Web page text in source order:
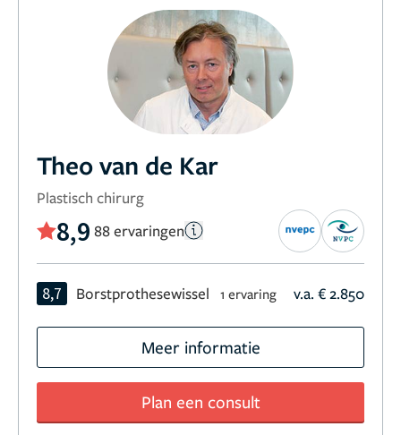
Theo van de Kar
Plastisch chirurg
8,9 88 ervaringen
8,7 Borstprothesewissel 1 ervaring v.a. € 2.850
Meer informatie
Plan een consult